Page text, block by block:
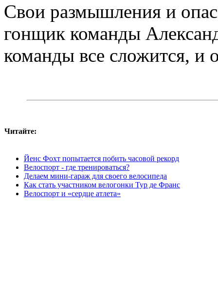
Свои размышления и
гонщик команды
команды все сложится, и
Читайте:
Йенс Фохт попытается побить часовой рекорд
Велоспорт - где тренироваться?
Делаем мини-гараж для своего велосипеда
Как стать участником велогонки Тур де Франс
Велоспорт и «сердце атлета»